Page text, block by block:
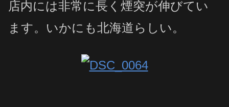
店内には非常に長く煙突が伸びてい
ます。いかにも北海道らしい。